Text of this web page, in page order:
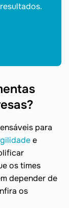
para
e
os times
depender de
os